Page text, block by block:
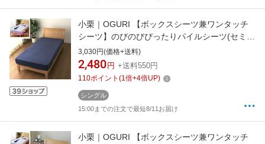
小栗｜OGURI 【ボックスシーツ兼ワンタッチ
シーツ】のびのびぴったりパイルシーツ(セミシ
ングル/シングルサイズ兼用/ネイビー)
3,030円(価格+送料)
2,480 円 +送料550円
110ポイント (1倍+4倍UP)
シングル
15:00までの注文で最短8/11お届け
小栗｜OGURI 【ボックスシーツ兼ワンタッチ